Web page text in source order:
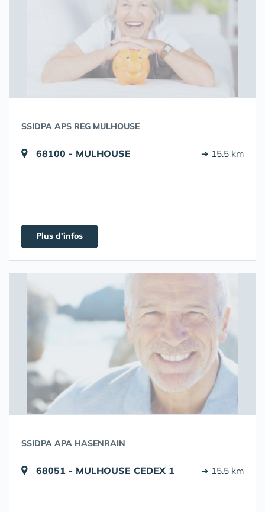
SSIDPA APS REG MULHOUSE
68100 - MULHOUSE ➔ 15.5 km
Plus d'infos
SSIDPA APA HASENRAIN
68051 - MULHOUSE CEDEX 1 ➔ 15.5 km